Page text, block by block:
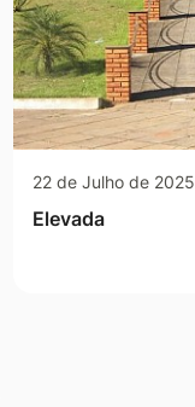
22 de Julho de 2025
Elevada